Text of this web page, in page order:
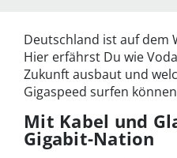
Deutschland ist auf dem
Hier erfährst Du wie
Zukunft ausbaut und
Gigaspeed surfen
Mit Kabel und
Gigabit-Nation